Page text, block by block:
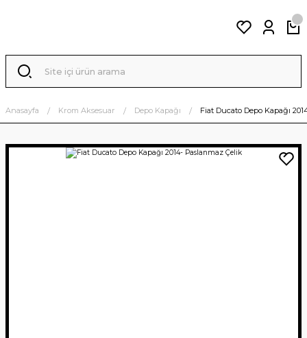
Anasayfa Krom Aksesuar Depo Kapağı Fiat Ducato Depo Kapağı